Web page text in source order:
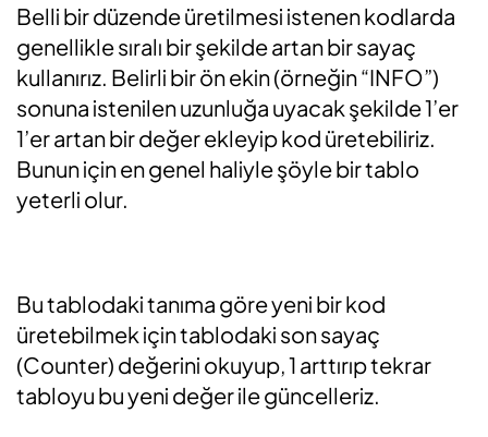
Belli bir düzende üretilmesi istenen kodlarda
genellikle sıralı bir şekilde artan bir sayaç
kullanırız. Belirli bir ön ekin (örneğin “INFO”)
sonuna istenilen uzunluğa uyacak şekilde 1’er
1’er artan bir değer ekleyip kod üretebiliriz.
Bunun için en genel haliyle şöyle bir tablo
yeterli olur.
Bu tablodaki tanıma göre yeni bir kod
üretebilmek için tablodaki son sayaç
(Counter) değerini okuyup, 1 arttırıp tekrar
tabloyu bu yeni değer ile güncelleriz.